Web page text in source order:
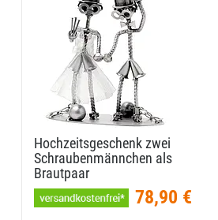
Hochzeitsgeschenk zwei
Schraubenmännchen als
Brautpaar
78,90 €